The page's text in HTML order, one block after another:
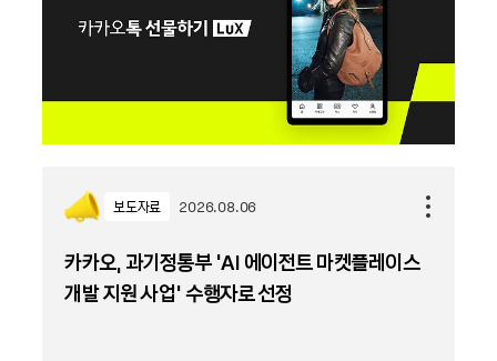
보도자료 2026.08.06
카카오, 과기정통부 ‘AI 에이전트 마켓플레이스
개발 지원 사업’ 수행자로 선정